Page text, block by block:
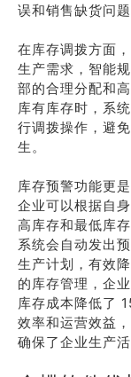
误和销售缺货问题
在库存调拨方面
生产需求，智能
部的合理分配和
库有库存时，系
行调拨操作，避
生。
库存预警功能更
企业可以根据自
高库存和最低库
系统会自动发出
生产计划，有效
的库存管理，企
库存成本降低了
效率和运营效益
确保了企业生产